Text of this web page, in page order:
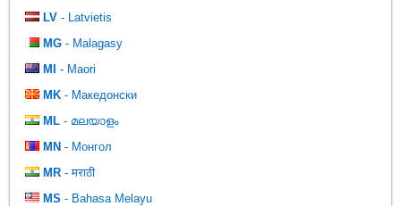
LV - Latvietis
MG - Malagasy
MI
- Maori
MK - Македонски
ML - മലയാളം
MN - Монгол
MR - मराठी
MS - Bahasa Melayu